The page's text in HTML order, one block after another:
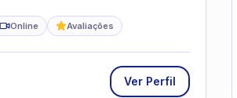
Online Avaliações
Ver Perfil